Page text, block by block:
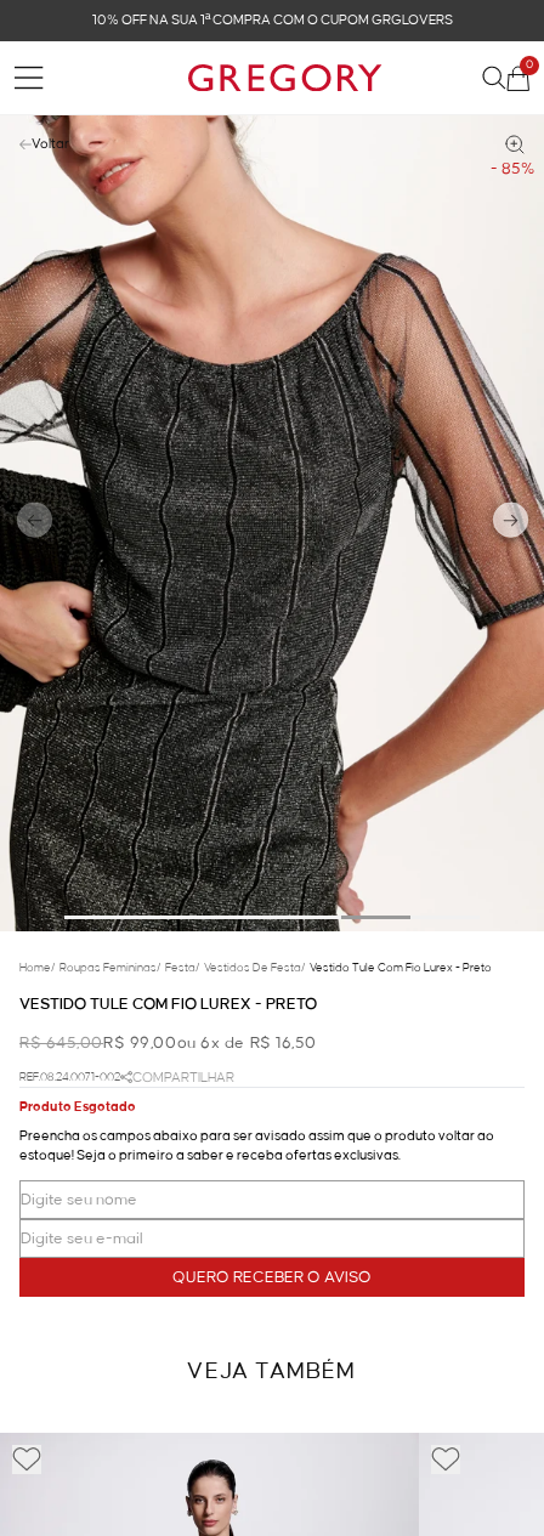
FRETE GRÁTIS NAS COMPRAS ACIMA DE R$ 899
0
- 85%
Voltar
Home/ Roupas Femininas/ Festa/ Vestidos De Festa/ Vestido Tule Com Fio Lurex - Preto
VESTIDO TULE COM FIO LUREX - PRETO
R$ 645,00R$ 99,00ou 6x de R$ 16,50
REF.08.24.0071-002
COMPARTILHAR
Produto Esgotado
Preencha os campos abaixo para ser avisado assim que o produto voltar ao
estoque! Seja o primeiro a saber e receba ofertas exclusivas.
QUERO RECEBER O AVISO
VEJA TAMBÉM